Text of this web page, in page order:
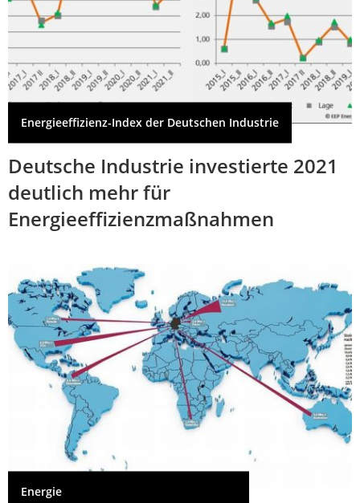
Energieeffizienz-Index der Deutschen Industrie
Deutsche Industrie investierte 2021
deutlich mehr für
Energieeffizienzmaßnahmen
Energie